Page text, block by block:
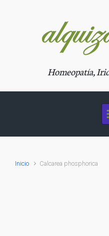
Homeopatía,
Inicio Calcarea phosphorica